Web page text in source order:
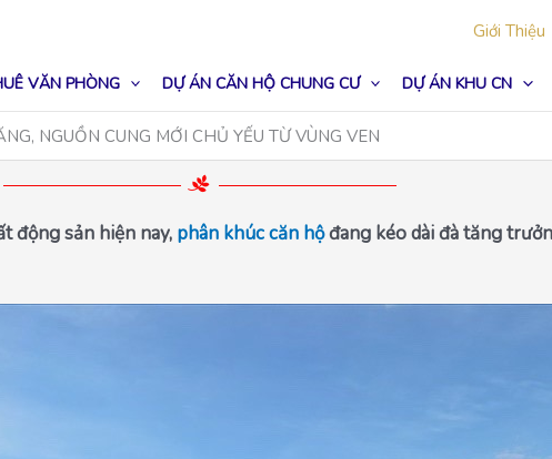
Giới Thiệu
VĂN PHÒNG DỰ ÁN CĂN HỘ CHUNG CƯ DỰ ÁN KHU CN
NGUỒN CUNG MỚI CHỦ YẾU TỪ VÙNG VEN
động sản hiện nay, phân khúc căn hộđang kéo dài đà tăng